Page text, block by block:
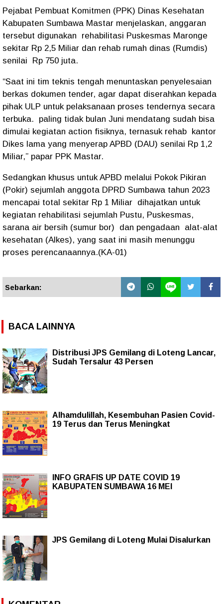
Pejabat Pembuat Komitmen (PPK) Dinas Kesehatan
Kabupaten Sumbawa Mastar menjelaskan, anggaran
tersebut digunakan rehabilitasi Puskesmas Maronge
sekitar Rp 2,5 Miliar dan rehab rumah dinas (Rumdis)
senilai Rp 750 juta.
“Saat ini tim teknis tengah menuntaskan penyelesaian
berkas dokumen tender, agar dapat diserahkan kepada
pihak ULP untuk pelaksanaan proses tendernya secara
terbuka. paling tidak bulan Juni mendatang sudah bisa
dimulai kegiatan action fisiknya, ternasuk rehab kantor
Dikes lama yang menyerap APBD (DAU) senilai Rp 1,2
Miliar,” papar PPK Mastar.
Sedangkan khusus untuk APBD melalui Pokok Pikiran
(Pokir) sejumlah anggota DPRD Sumbawa tahun 2023
mencapai total sekitar Rp 1 Miliar dihajatkan untuk
kegiatan rehabilitasi sejumlah Pustu, Puskesmas,
sarana air bersih (sumur bor) dan pengadaan alat-alat
kesehatan (Alkes), yang saat ini masih menunggu
proses perencanaannya.(KA-01)
Sebarkan:
BACA LAINNYA
Distribusi JPS Gemilang di Loteng Lancar,
Sudah Tersalur 43 Persen
Alhamdulillah, Kesembuhan Pasien Covid-
19 Terus dan Terus Meningkat
INFO GRAFIS UP DATE COVID 19
KABUPATEN SUMBAWA 16 MEI
JPS Gemilang di Loteng Mulai Disalurkan